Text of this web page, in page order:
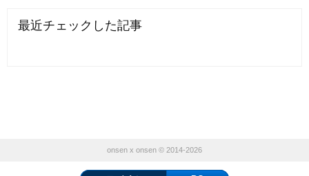
最近チェックした記事
onsen x onsen © 2014-2026